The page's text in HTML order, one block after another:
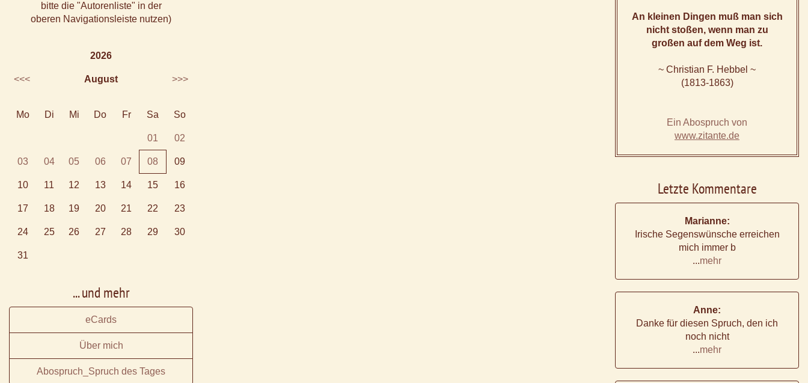
bitte die "Autorenliste" in der
oberen Navigationsleiste nutzen)
2026
<<< August >>>
Mo Di Mi Do Fr Sa So
01 02
03 04 05 06 07 08 09
10 11 12 13 14 15 16
17 18 19 20 21 22 23
24 25 26 27 28 29 30
31
... und mehr
eCards
Über mich
Abospruch_Spruch des Tages
An kleinen Dingen muß man sich
nicht stoßen, wenn man zu
großen auf dem Weg ist.
~ Christian F. Hebbel ~
(1813-1863)
Ein Abospruch von
www.zitante.de
Letzte Kommentare
Marianne:
Irische Segenswünsche erreichen
mich immer b
...mehr
Anne:
Danke für diesen Spruch, den ich
noch nicht
...mehr